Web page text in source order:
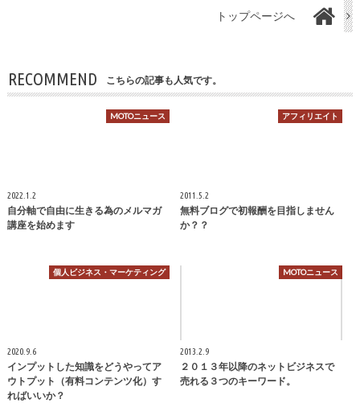
トップページへ
RECOMMEND こちらの記事も人気です。
MOTOニュース
2022.1.2
自分軸で自由に生きる為のメルマガ
講座を始めます
アフィリエイト
2011.5.2
無料ブログで初報酬を目指しません
か？？
個人ビジネス・マーケティング
2020.9.6
インプットした知識をどうやってア
ウトプット（有料コンテンツ化）す
ればいいか？
MOTOニュース
2013.2.9
２０１３年以降のネットビジネスで
売れる３つのキーワード。